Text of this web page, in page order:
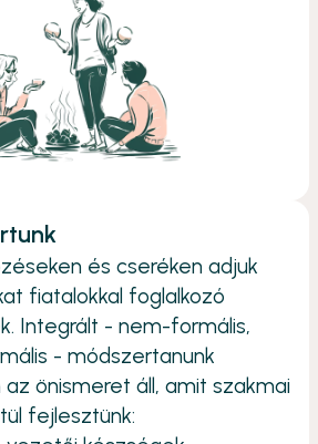
és cseréken adjuk
fiatalokkal foglalkozó
Integrált - nem-formális,
- módszertanunk
önismeret áll, amit szakmai
fejlesztünk: